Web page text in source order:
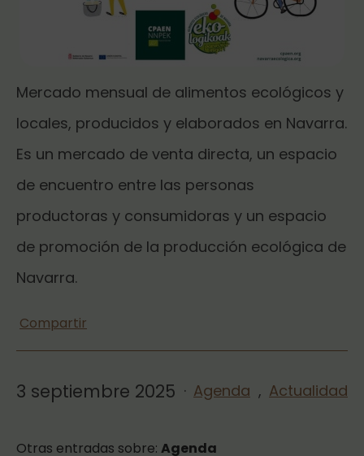
Mercado mensual de alimentos ecológicos y
locales, producidos y elaborados en Navarra.
Es un mercado de venta directa, un espacio
de encuentro entre las personas
productoras y consumidoras y un espacio
de promoción de la producción ecológica de
Navarra.
Compartir
3 septiembre 2025 · Agenda , Actualidad
Otras entradas sobre: Agenda